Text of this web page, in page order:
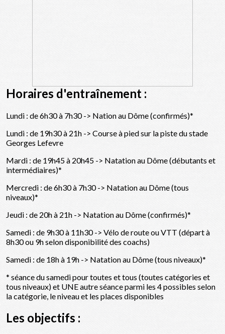
Horaires d'entraînement :
Lundi : de 6h30 à 7h30 -> Nation au Dôme (confirmés)*
Lundi : de 19h30 à 21h -> Course à pied sur la piste du stade
Georges Lefevre
Mardi : de 19h45 à 20h45 -> Natation au Dôme (débutants et
intermédiaires)*
Mercredi : de 6h30 à 7h30 -> Natation au Dôme (tous
niveaux)*
Jeudi : de 20h à 21h -> Natation au Dôme (confirmés)*
Samedi : de 9h30 à 11h30 -> Vélo de route ou VTT (départ à
8h30 ou 9h selon disponibilité des coachs)
Samedi : de 18h à 19h -> Natation au Dôme (tous niveaux)*
* séance du samedi pour toutes et tous (toutes catégories et
tous niveaux) et UNE autre séance parmi les 4 possibles selon
la catégorie, le niveau et les places disponibles
Les objectifs :